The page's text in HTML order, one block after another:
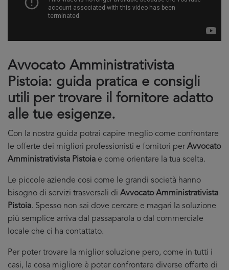
Avvocato Amministrativista
Pistoia: guida pratica e consigli
utili per trovare il fornitore adatto
alle tue esigenze.
Con la nostra guida potrai capire meglio come confrontare
le offerte dei migliori professionisti e fornitori perAvvocato
Amministrativista Pistoia e come orientare la tua scelta.
Le piccole aziende cosi come le grandi società hanno
bisogno di servizi trasversali di Avvocato Amministrativista
Pistoia. Spesso non sai dove cercare e magari la soluzione
più semplice arriva dal passaparola o dal commerciale
locale che ci ha contattato.
Per poter trovare la miglior soluzione pero, come in tutti i
casi, la cosa migliore è poter confrontare diverse offerte di